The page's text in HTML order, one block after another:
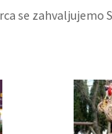
se zahvaljujemo